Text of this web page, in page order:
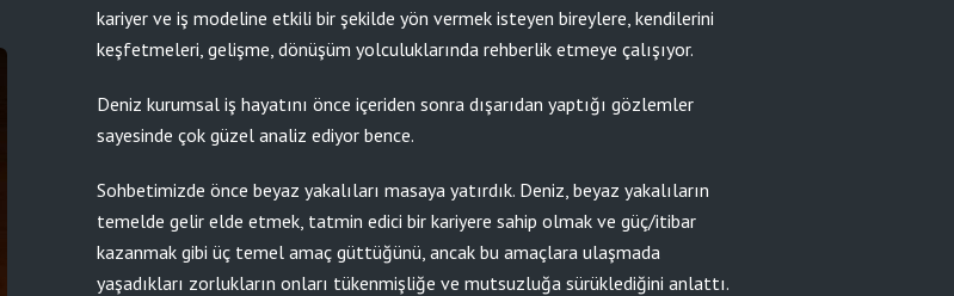
kariyer ve iş modeline etkili bir şekilde yön vermek isteyen bireylere, kendilerini
keşfetmeleri, gelişme, dönüşüm yolculuklarında rehberlik etmeye çalışıyor.
Deniz kurumsal iş hayatını önce içeriden sonra dışarıdan yaptığı gözlemler
sayesinde çok güzel analiz ediyor bence.
Sohbetimizde önce beyaz yakalıları masaya yatırdık. Deniz, beyaz yakalıların
temelde gelir elde etmek, tatmin edici bir kariyere sahip olmak ve güç/itibar
kazanmak gibi üç temel amaç güttüğünü, ancak bu amaçlara ulaşmada
yaşadıkları zorlukların onları tükenmişliğe ve mutsuzluğa sürüklediğini anlattı.